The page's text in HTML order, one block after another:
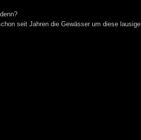
seit Jahren die Gewässer um diese lausige